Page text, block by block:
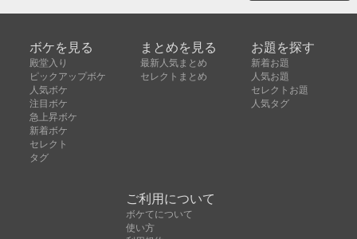
ボケを見る
殿堂入り
ピックアップボケ
人気ボケ
注目ボケ
急上昇ボケ
新着ボケ
セレクト
タグ
まとめを見る
最新人気まとめ
セレクトまとめ
お題を探す
新着お題
人気お題
セレクトお題
人気タグ
ご利用について
ボケてについて
使い方